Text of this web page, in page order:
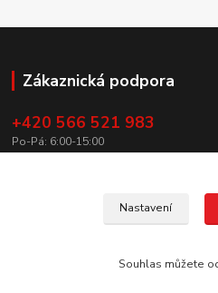
Zákaznická podpora
+420 566 521 983
Po-Pá: 6:00-15:00
Nastavení
Souhlas můžete